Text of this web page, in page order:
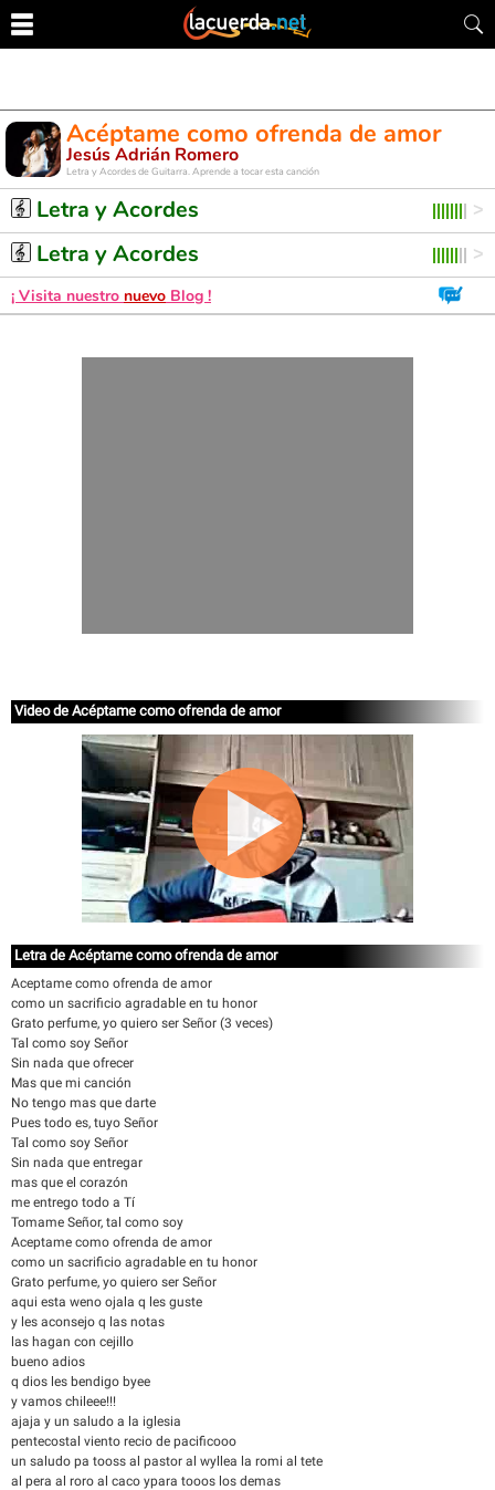
Acéptame como ofrenda de amor
Jesús Adrián Romero
Letra y Acordes de Guitarra. Aprende a tocar esta canción
Letra y Acordes
Letra y Acordes
¡ Visita nuestro nuevo Blog !
Video de Acéptame como ofrenda de amor
Letra de Acéptame como ofrenda de amor
Aceptame como ofrenda de amor
como un sacrificio agradable en tu honor
Grato perfume, yo quiero ser Señor (3 veces)
Tal como soy Señor
Sin nada que ofrecer
Mas que mi canción
No tengo mas que darte
Pues todo es, tuyo Señor
Tal como soy Señor
Sin nada que entregar
mas que el corazón
me entrego todo a Tí
Tomame Señor, tal como soy
Aceptame como ofrenda de amor
como un sacrificio agradable en tu honor
Grato perfume, yo quiero ser Señor
aqui esta weno ojala q les guste
y les aconsejo q las notas
las hagan con cejillo
bueno adios
q dios les bendigo byee
y vamos chileee!!!
ajaja y un saludo a la iglesia
pentecostal viento recio de pacificooo
un saludo pa tooss al pastor al wyllea la romi al tete
al pera al roro al caco ypara tooos los demas